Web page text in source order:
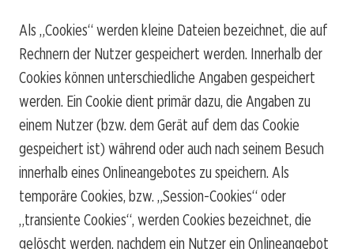
Als „Cookies“ werden kleine Dateien bezeichnet, die auf
Rechnern der Nutzer gespeichert werden. Innerhalb der
Cookies können unterschiedliche Angaben gespeichert
werden. Ein Cookie dient primär dazu, die Angaben zu
einem Nutzer (bzw. dem Gerät auf dem das Cookie
gespeichert ist) während oder auch nach seinem Besuch
innerhalb eines Onlineangebotes zu speichern. Als
temporäre Cookies, bzw. „Session-Cookies“ oder
„transiente Cookies“, werden Cookies bezeichnet, die
gelöscht werden, nachdem ein Nutzer ein Onlineangebot